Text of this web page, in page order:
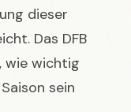
dieser
Das DFB
wie wichtig
sein